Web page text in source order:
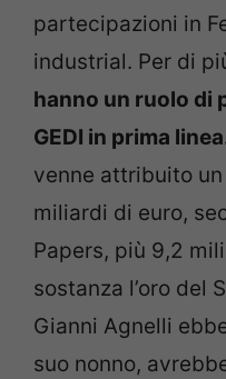
partecipazioni in
industrial. Per di
hanno un ruolo di
GEDI in prima
venne attribuito
miliardi di euro,
Papers, più 9,2
sostanza l’oro del
Gianni Agnelli
suo nonno,